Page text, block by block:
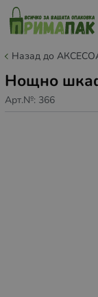
Назад до
Нощно
Арт.№: 366